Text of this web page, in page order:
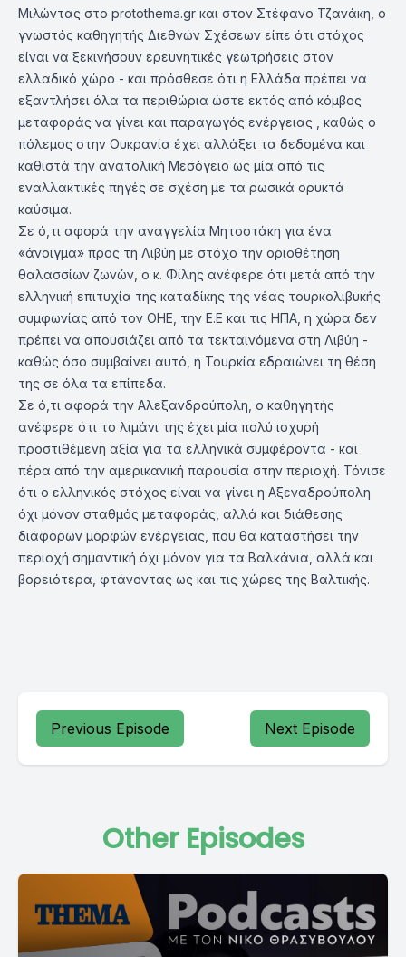
Μιλώντας στο protothema.gr και στον Στέφανο Τζανάκη, ο
γνωστός καθηγητής Διεθνών Σχέσεων είπε ότι στόχος
είναι να ξεκινήσουν ερευνητικές γεωτρήσεις στον
ελλαδικό χώρο - και πρόσθεσε ότι η Ελλάδα πρέπει να
εξαντλήσει όλα τα περιθώρια ώστε εκτός από κόμβος
μεταφοράς να γίνει και παραγωγός ενέργειας , καθώς ο
πόλεμος στην Ουκρανία έχει αλλάξει τα δεδομένα και
καθιστά την ανατολική Μεσόγειο ως μία από τις
εναλλακτικές πηγές σε σχέση με τα ρωσικά ορυκτά
καύσιμα.
Σε ό,τι αφορά την αναγγελία Μητσοτάκη για ένα
«άνοιγμα» προς τη Λιβύη με στόχο την οριοθέτηση
θαλασσίων ζωνών, ο κ. Φίλης ανέφερε ότι μετά από την
ελληνική επιτυχία της καταδίκης της νέας τουρκολιβυκής
συμφωνίας από τον ΟΗΕ, την Ε.Ε και τις ΗΠΑ, η χώρα δεν
πρέπει να απουσιάζει από τα τεκταινόμενα στη Λιβύη -
καθώς όσο συμβαίνει αυτό, η Τουρκία εδραιώνει τη θέση
της σε όλα τα επίπεδα.
Σε ό,τι αφορά την Αλεξανδρούπολη, ο καθηγητής
ανέφερε ότι το λιμάνι της έχει μία πολύ ισχυρή
προστιθέμενη αξία για τα ελληνικά συμφέροντα - και
πέρα από την αμερικανική παρουσία στην περιοχή. Τόνισε
ότι ο ελληνικός στόχος είναι να γίνει η Αξεναδρούπολη
όχι μόνον σταθμός μεταφοράς, αλλά και διάθεσης
διάφορων μορφών ενέργειας, που θα καταστήσει την
περιοχή σημαντική όχι μόνον για τα Βαλκάνια, αλλά και
βορειότερα, φτάνοντας ως και τις χώρες της Βαλτικής.
Previous Episode Next Episode
Other Episodes